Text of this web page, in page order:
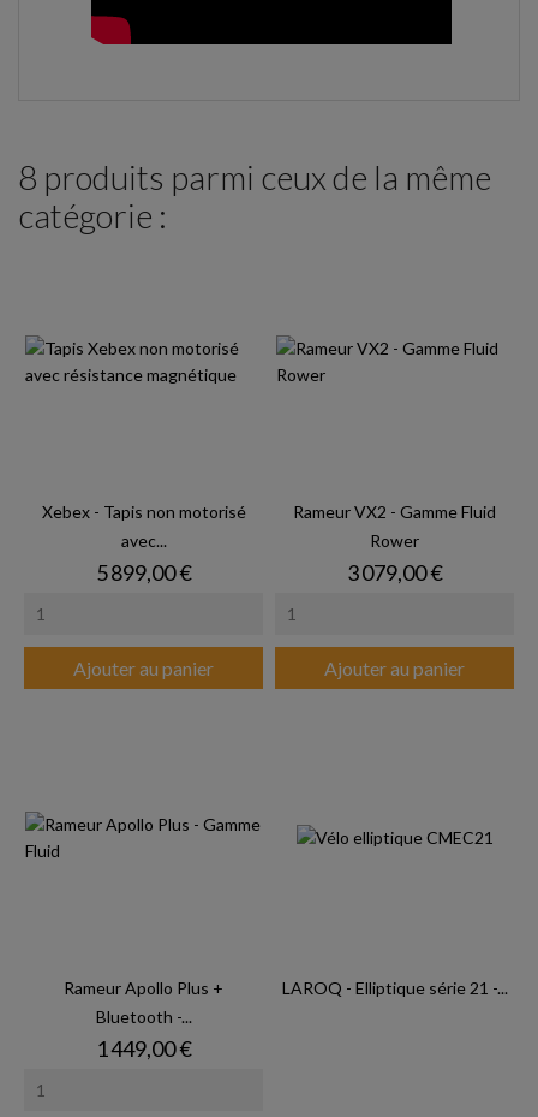
8 produits parmi ceux de la même
catégorie :
Xebex - Tapis non motorisé
avec...
Prix
5 899,00 €
Ajouter au panier
Rameur VX2 - Gamme Fluid
Rower
Prix
3 079,00 €
Ajouter au panier
Rameur Apollo Plus +
Bluetooth -...
Prix
1 449,00 €
LAROQ - Elliptique série 21 -...